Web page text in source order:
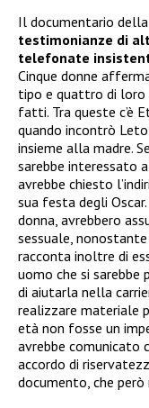
Il documentario
testimonianze di
telefonate
Cinque donne
tipo e quattro di loro
fatti. Tra queste c’è
quando incontrò Leto
insieme alla madre.
sarebbe interessato
avrebbe chiesto
sua festa degli
donna, avrebbero
sessuale,
racconta inoltre di
uomo che si sarebbe
di aiutarla nella
realizzare materiale
età non fosse un
avrebbe comunicato
accordo di
documento, che